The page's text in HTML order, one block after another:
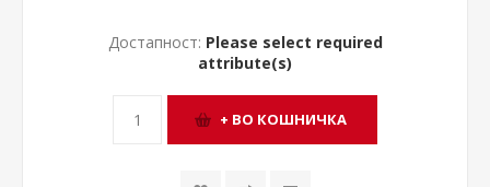
Достапност: Please select required
attribute(s)